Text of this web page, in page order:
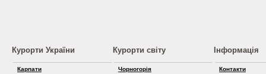
Курорти України
Карпати
Курорти світу
Чорногорія
Інформація
Контакти